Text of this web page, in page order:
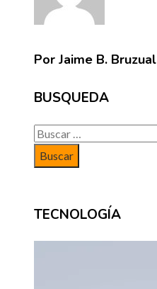
Por Jaime B. Bruzual
BUSQUEDA
Buscar:
TECNOLOGÍA